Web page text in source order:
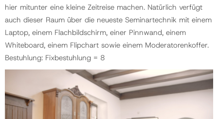
hier mitunter eine kleine Zeitreise machen. Natürlich verfügt
auch dieser Raum über die neueste Seminartechnik mit einem
Laptop, einem Flachbildschirm, einer Pinnwand, einem
Whiteboard, einem Flipchart sowie einem Moderatorenkoffer.
Bestuhlung: Fixbestuhlung = 8